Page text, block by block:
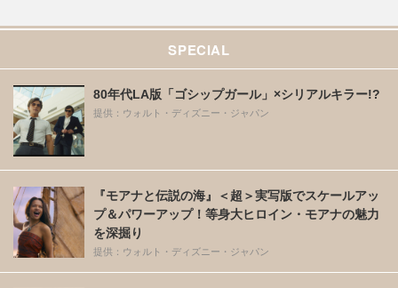
SPECIAL
80年代LA版「ゴシップガール」×シリアルキラー!?
提供：ウォルト・ディズニー・ジャパン
『モアナと伝説の海』＜超＞実写版でスケールアッ
プ＆パワーアップ！等身大ヒロイン・モアナの魅力
を深掘り
提供：ウォルト・ディズニー・ジャパン